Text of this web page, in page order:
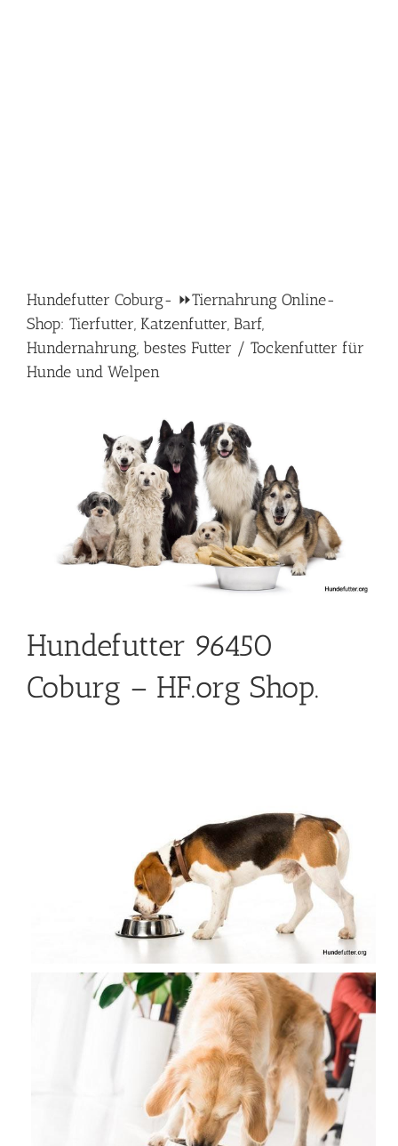
Hundefutter Coburg- ⏩Tiernahrung Online-
Shop: Tierfutter, Katzenfutter, Barf,
Hundernahrung, bestes Futter / Tockenfutter für
Hunde und Welpen
Hundefutter 96450
Coburg – HF.org Shop.